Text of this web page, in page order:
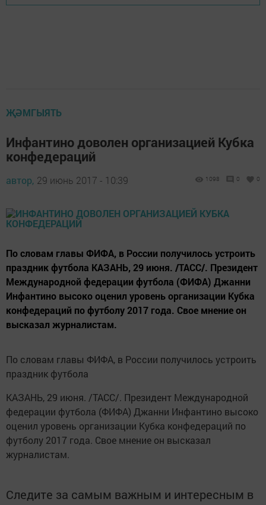
ҖӘМГЫЯТЬ
Инфантино доволен организацией Кубка
конфедераций
автор, 29 июнь 2017 - 10:39 1098 0 0
По словам главы ФИФА, в России получилось устроить
праздник футбола КАЗАНЬ, 29 июня. /ТАСС/. Президент
Международной федерации футбола (ФИФА) Джанни
Инфантино высоко оценил уровень организации Кубка
конфедераций по футболу 2017 года. Свое мнение он
высказал журналистам.
По словам главы ФИФА, в России получилось устроить
праздник футбола
КАЗАНЬ, 29 июня. /ТАСС/. Президент Международной
федерации футбола (ФИФА) Джанни Инфантино высоко
оценил уровень организации Кубка конфедераций по
футболу 2017 года. Свое мнение он высказал
журналистам.
Следите за самым важным и интересным в